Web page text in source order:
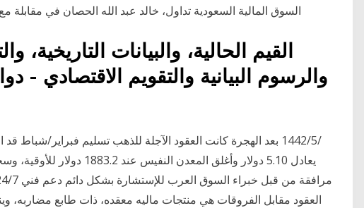
السوق المالية السعودية تداول، خالد عبد الله الحصان في مقابلة مع بلومبيرج 26‏‏/5‏‏/
القيم الحالية، والبيانات التاريخية،
والرسوم البيانية والتقويم الاقتصادي -
العقود مقابل الفروقات هي منتجات ماليه معقده، ذات طابع مضاربه،